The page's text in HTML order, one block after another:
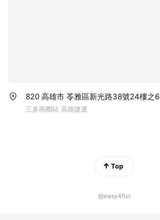
820 高雄市 苓雅區新光路38號24樓之6
三多商圈站 高雄捷運
Top
@easy4fun